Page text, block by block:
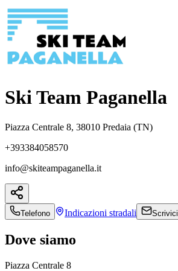
Ski Team Paganella
Piazza Centrale 8, 38010 Predaia (TN)
+393384058570
info@skiteampaganella.it
Telefono Indicazioni stradali Scrivici
Dove siamo
Piazza Centrale 8